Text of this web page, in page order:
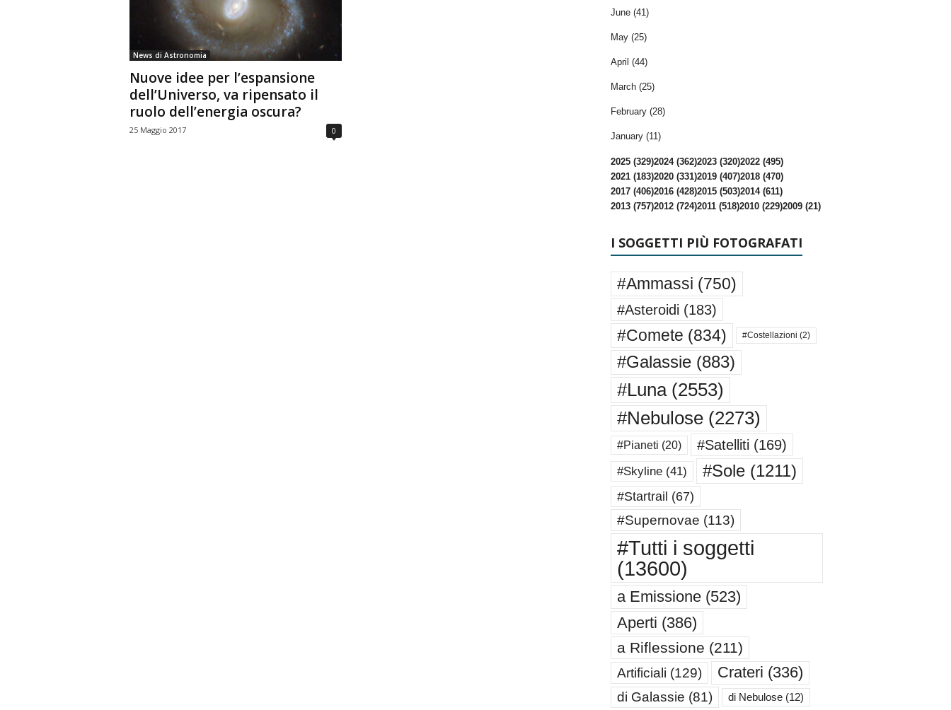
o
m
i
a
News di Astronomia
Nuove idee per l’espansione
dell’Universo, va ripensato il
ruolo dell’energia oscura?
25 Maggio 2017 0
June (41)
May (25)
April (44)
March (25)
February (28)
January (11)
2025 (329)2024 (362)2023 (320)2022 (495)
2021 (183)2020 (331)2019 (407)2018 (470)
2017 (406)2016 (428)2015 (503)2014 (611)
2013 (757)2012 (724)2011 (518)2010 (229)2009 (21)
I SOGGETTI PIÙ FOTOGRAFATI
#Ammassi (750)
#Asteroidi (183)
#Comete (834) #Costellazioni (2)
#Galassie(883)
#Luna(2553)
#Nebulose(2273)
#Pianeti (20) #Satelliti (169)
#Skyline(41) #Sole(1211)
#Startrail (67)
#Supernovae (113)
#Tutti i soggetti
(13600)
a Emissione(523)
Aperti (386)
a Riflessione (211)
Artificiali (129) Crateri (336)
di Galassie (81) di Nebulose(12)